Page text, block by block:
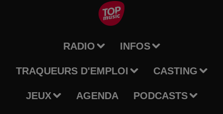
RADIO INFOS
TRAQUEURS D'EMPLOI CASTING
JEUX AGENDA PODCASTS